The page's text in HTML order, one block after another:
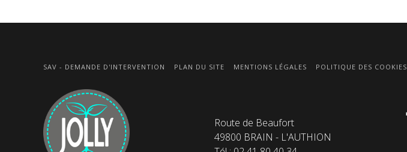
SAV - DEMANDE D'INTERVENTION PLAN DU SITE MENTIONS LÉGALES POLITIQUE DES COOKIES
Route de Beaufort
49800 BRAIN - L'AUTHION